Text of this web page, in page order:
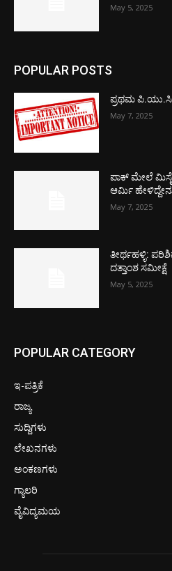
May 5, 2025
POPULAR POSTS
ಪ್ರಥಮ
May 7, 2025
ಪಾಕ್​ ಮೇಲೆ
ಆರ್ಮಿ
May 7, 2025
ತೀರ್ಥಹಳ್ಳಿ:
ದತ್ತಾಂಶ ಸಮೀಕ್ಷೆ
May 5, 2025
POPULAR CATEGORY
ಇ-ಪತ್ರಿಕೆ
ರಾಜ್ಯ
ಸುದ್ದಿಗಳು
ಲೇಖನಗಳು
ಅಂಕಣಗಳು
ಗ್ಯಾಲರಿ
ವೈವಿದ್ಯಮಯ